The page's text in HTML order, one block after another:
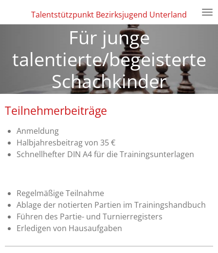
Talentstützpunkt Bezirksjugend Unterland
Für junge
talentierte/begeisterte
Schachkinder
Teilnehmerbeiträge
Anmeldung
Halbjahresbeitrag von 35 €
Schnellhefter DIN A4 für die Trainingsunterlagen
Regelmäßige Teilnahme
Ablage der notierten Partien im Trainingshandbuch
Führen des Partie- und Turnierregisters
Erledigen von Hausaufgaben